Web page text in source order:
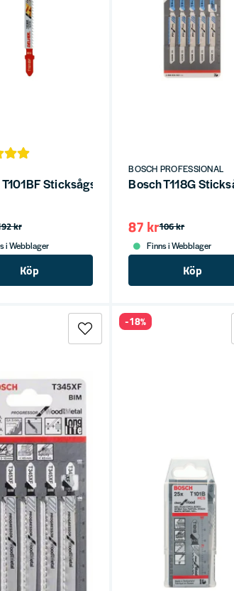
Sticksågsblad för trä/plast 3-
kr
i Webblager
Köp
BOSCH PROFESSIONAL
Bosch T118G
106 kr
87 kr
Finns i Webblager
Köp
-18%